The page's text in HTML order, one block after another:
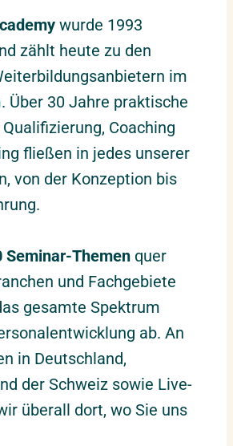
wurde 1993
zählt heute zu den
im
Über 30 Jahre praktische
Coaching
fließen in jedes unserer
von der Konzeption bis
Seminar-Themen quer
und Fachgebiete
gesamte Spektrum
ab. An
in Deutschland,
der Schweiz sowie Live-
überall dort, wo Sie uns